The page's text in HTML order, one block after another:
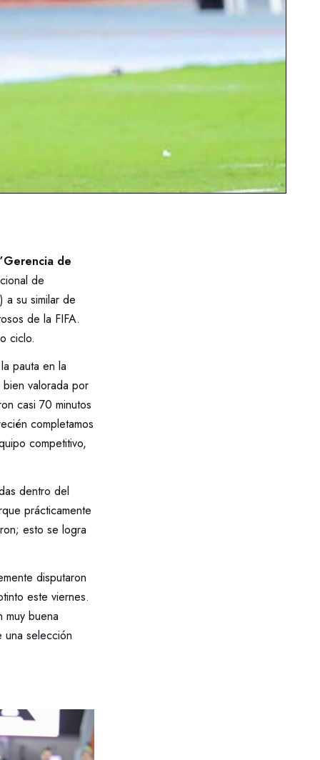
de
de
su similar de
de la FIFA.
ciclo.
pauta en la
valorada por
casi 70 minutos
completamos
competitivo,
dentro del
prácticamente
esto se logra
disputaron
este viernes.
muy buena
selección